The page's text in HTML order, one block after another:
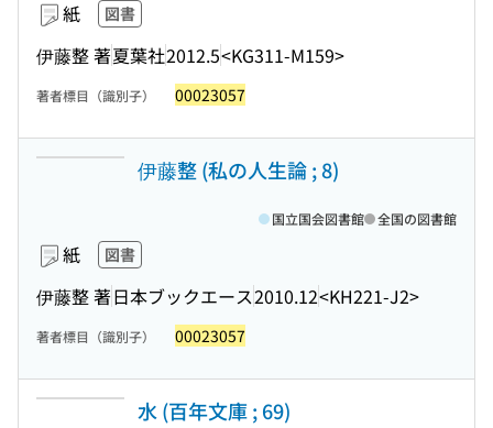
紙 図書
伊藤整 著夏葉社2012.5<KG311-M159>
著者標目（識別子） 00023057
伊藤整 (私の人生論 ; 8)
紙 図書
伊藤整 著日本ブックエース2010.12<KH221-J2>
国立国会図書館 全国の図書館
著者標目（識別子） 00023057
水 (百年文庫 ; 69)